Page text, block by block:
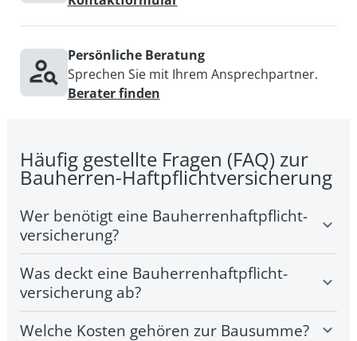
Persönliche Beratung
Sprechen Sie mit Ihrem Ansprechpartner.
Berater finden
Häufig gestellte Fragen (FAQ) zur
Bauherren-Haft­pflicht­versicherung
Wer benötigt eine Bauherren­haftpflicht­
versicherung?
Jeder Bauherr, der ein Bauprojekt plant, sollte eine
Bauherrenhaftpflichtversicherung abschließen.
Was deckt eine Bauherren­haftpflicht­
versicherung ab?
Eine Bauherrenhaftpflichtversicherung deckt
Welche Kosten gehören zur Bausumme?